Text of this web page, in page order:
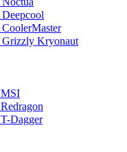
خمیر سیلیکون Deepcool
خمیر سیلیکون CoolerMaster
خمیر سیلیکون Grizzly Kryonaut
ماوس گیمینگ MSI
ماوس گیمینگ Redragon
ماوس گیمینگ T-Dagger